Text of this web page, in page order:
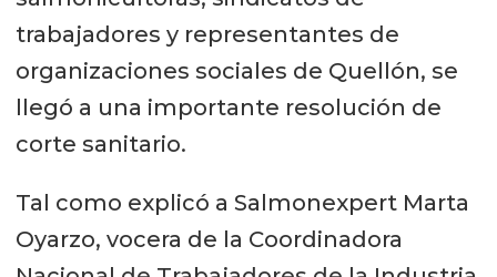
trabajadores y representantes de
organizaciones sociales de Quellón, se
llegó a una importante resolución de
corte sanitario.
Tal como explicó a Salmonexpert Marta
Oyarzo, vocera de la Coordinadora